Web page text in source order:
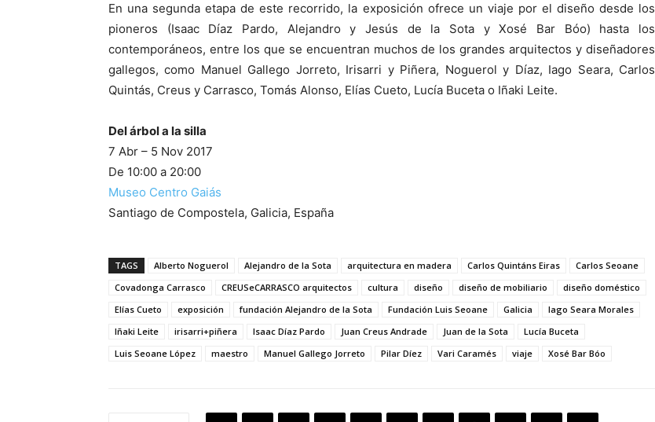
En una segunda etapa de este recorrido, la exposición ofrece un viaje por el diseño desde los
pioneros (Isaac Díaz Pardo, Alejandro y Jesús de la Sota y Xosé Bar Bóo) hasta los
contemporáneos, entre los que se encuentran muchos de los grandes arquitectos y diseñadores
gallegos, como Manuel Gallego Jorreto, Irisarri y Piñera, Noguerol y Díaz, Iago Seara, Carlos
Quintás, Creus y Carrasco, Tomás Alonso, Elías Cueto, Lucía Buceta o Iñaki Leite.
Del árbol a la silla
7 Abr – 5 Nov 2017
De 10:00 a 20:00
Museo Centro Gaiás
Santiago de Compostela, Galicia, España
TAGS Alberto Noguerol Alejandro de la Sota arquitectura en madera Carlos Quintáns Eiras
Carlos Seoane
Covadonga Carrasco
CREUSeCARRASCO arquitectos cultura diseño diseño de mobiliario
diseño doméstico
Elías Cueto
exposición fundación Alejandro de la Sota Fundación Luis Seoane Galicia
Iago Seara Morales
Iñaki Leite
irisarri+piñera Isaac Díaz Pardo Juan Creus Andrade Juan de la Sota
Lucía Buceta
Luis Seoane López
maestro Manuel Gallego Jorreto Pilar Díez Vari Caramés viaje Xosé Bar Bóo